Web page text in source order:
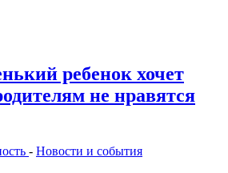
ребенок хочет
не нравятся
- Новости и события